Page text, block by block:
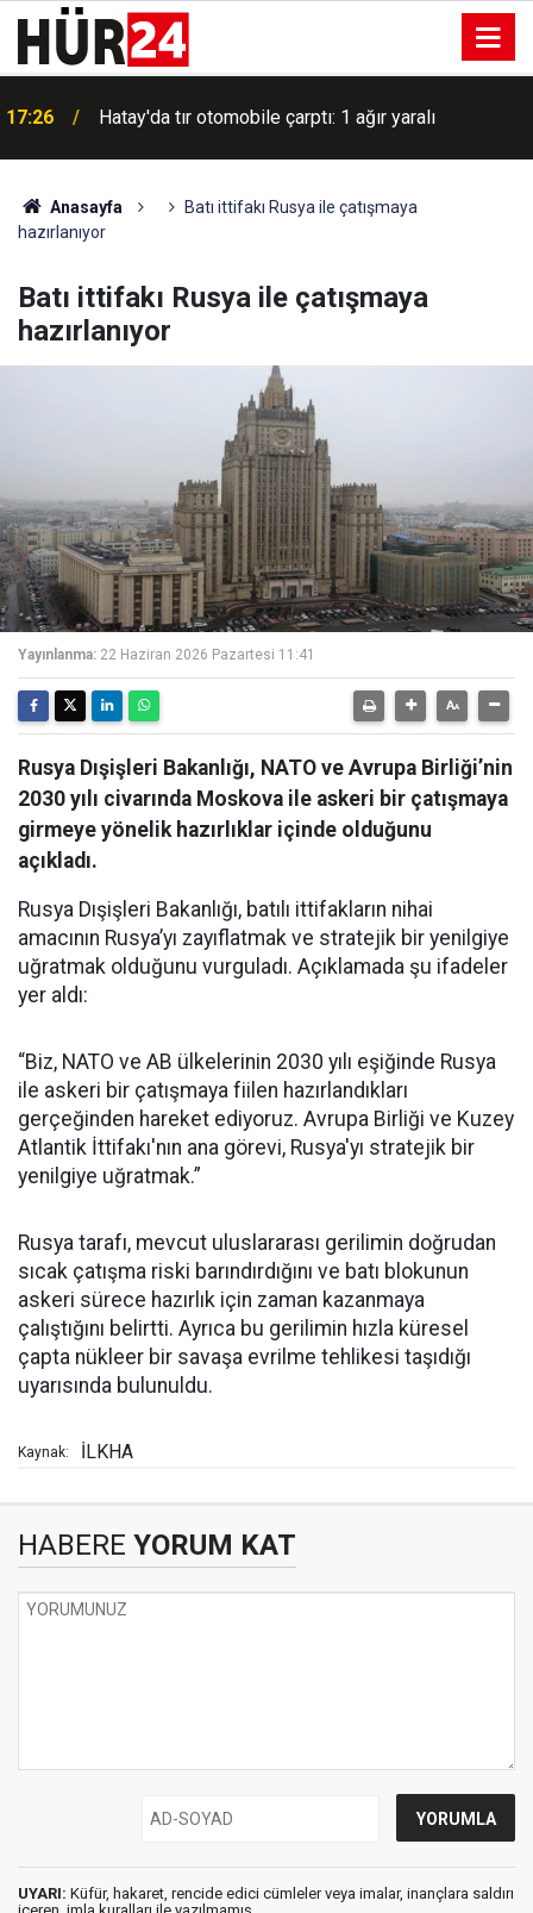
17:26 Hatay'da tır otomobile çarptı: 1 ağır yaralı
Anasayfa
Batı ittifakı Rusya ile çatışmaya
hazırlanıyor
Batı ittifakı Rusya ile çatışmaya
hazırlanıyor
Yayınlanma: 22 Haziran 2026 Pazartesi 11:41
Rusya Dışişleri Bakanlığı, NATO ve Avrupa Birliği’nin
2030 yılı civarında Moskova ile askeri bir çatışmaya
girmeye yönelik hazırlıklar içinde olduğunu
açıkladı.
Rusya Dışişleri Bakanlığı, batılı ittifakların nihai
amacının Rusya’yı zayıflatmak ve stratejik bir yenilgiye
uğratmak olduğunu vurguladı. Açıklamada şu ifadeler
yer aldı:
“Biz, NATO ve AB ülkelerinin 2030 yılı eşiğinde Rusya
ile askeri bir çatışmaya fiilen hazırlandıkları
gerçeğinden hareket ediyoruz. Avrupa Birliği ve Kuzey
Atlantik İttifakı'nın ana görevi, Rusya'yı stratejik bir
yenilgiye uğratmak.”
Rusya tarafı, mevcut uluslararası gerilimin doğrudan
sıcak çatışma riski barındırdığını ve batı blokunun
askeri sürece hazırlık için zaman kazanmaya
çalıştığını belirtti. Ayrıca bu gerilimin hızla küresel
çapta nükleer bir savaşa evrilme tehlikesi taşıdığı
uyarısında bulunuldu.
Kaynak: İLKHA
HABERE YORUM KAT
UYARI: Küfür, hakaret, rencide edici cümleler veya imalar, inançlara saldırı